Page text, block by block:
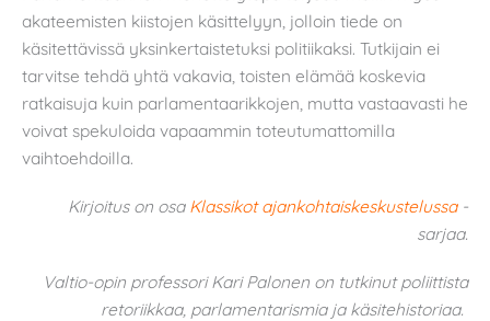
akateemisten kiistojen käsittelyyn, jolloin tiede on
käsitettävissä yksinkertaistetuksi politiikaksi. Tutkijain ei
tarvitse tehdä yhtä vakavia, toisten elämää koskevia
ratkaisuja kuin parlamentaarikkojen, mutta vastaavasti he
voivat spekuloida vapaammin toteutumattomilla
vaihtoehdoilla.
Kirjoitus on osa Klassikot ajankohtaiskeskustelussa-
sarjaa.
Valtio-opin professori Kari Palonen on tutkinut poliittista
retoriikkaa, parlamentarismia ja käsitehistoriaa.